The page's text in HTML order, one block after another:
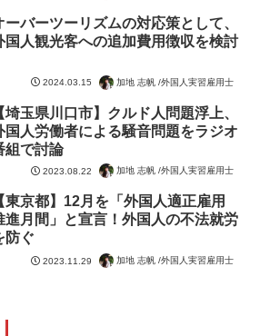
ーバーツーリズムの対応策として、
国人観光客への追加費用徴収を検討
2024.03.15 加地 志帆 /外国人実習雇用士
埼玉県川口市】クルド人問題浮上、
国人労働者による騒音問題をラジオ
組で討論
2023.08.22 加地 志帆 /外国人実習雇用士
東京都】12月を「外国人適正雇用
進月間」と宣言！外国人の不法就労
防ぐ
2023.11.29 加地 志帆 /外国人実習雇用士